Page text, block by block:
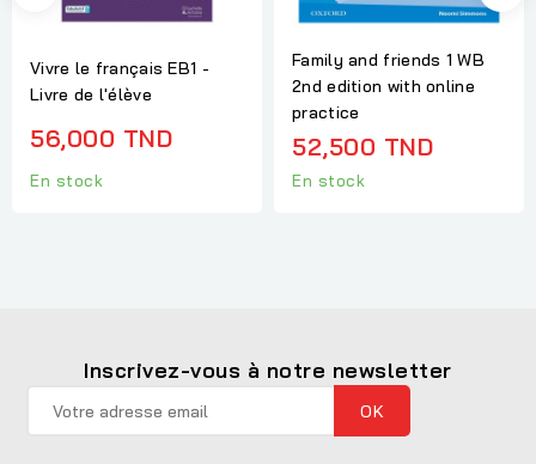
Vivre le français EB1 -
Livre de l'élève
56,000 TND
En stock
Family and friends 1 WB
2nd edition with online
practice
52,500 TND
En stock
Inscrivez-vous à notre newsletter